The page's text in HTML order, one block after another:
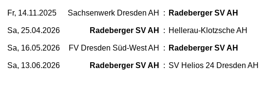
Fr, 14.11.2025 Sachsenwerk Dresden AH : Radeberger SV AH
Sa, 25.04.2026 Radeberger SV AH : Hellerau-Klotzsche AH
Sa, 16.05.2026 FV Dresden Süd-West AH : Radeberger SV AH
Sa, 13.06.2026 Radeberger SV AH : SV Helios 24 Dresden AH